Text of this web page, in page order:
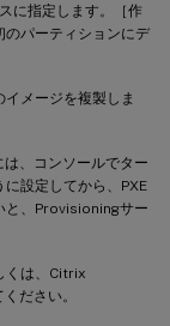
に指定します。［作
のパーティションにデ
メージを複製しま
、コンソールでター
設定してから、PXE
と、Provisioningサー
くは、Citrix
ださい。